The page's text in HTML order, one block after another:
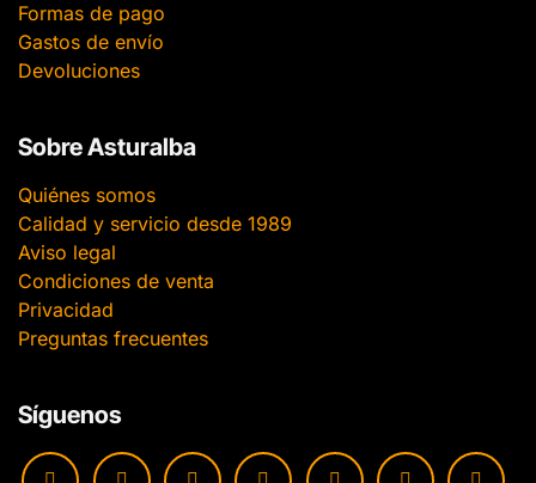
Formas de pago
Gastos de envío
Devoluciones
Sobre Asturalba
Quiénes somos
Calidad y servicio desde 1989
Aviso legal
Condiciones de venta
Privacidad
Preguntas frecuentes
Síguenos